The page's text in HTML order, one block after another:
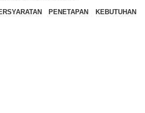
PENETAPAN KEBUTUHAN